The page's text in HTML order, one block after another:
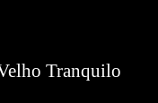
Tranquilo